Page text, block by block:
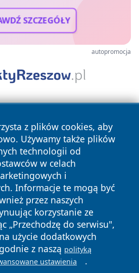
SZCZEGÓŁY
autopromocja
z plików cookies, aby
Używamy także plików
technologii od
w celach
i
Informacje te mogą być
przez naszych
korzystanie ze
„Przechodzę do serwisu",
użycie dodatkowych
z naszą polityką
ustawienia .
Wszystkie prawa
Polityka
Cookies